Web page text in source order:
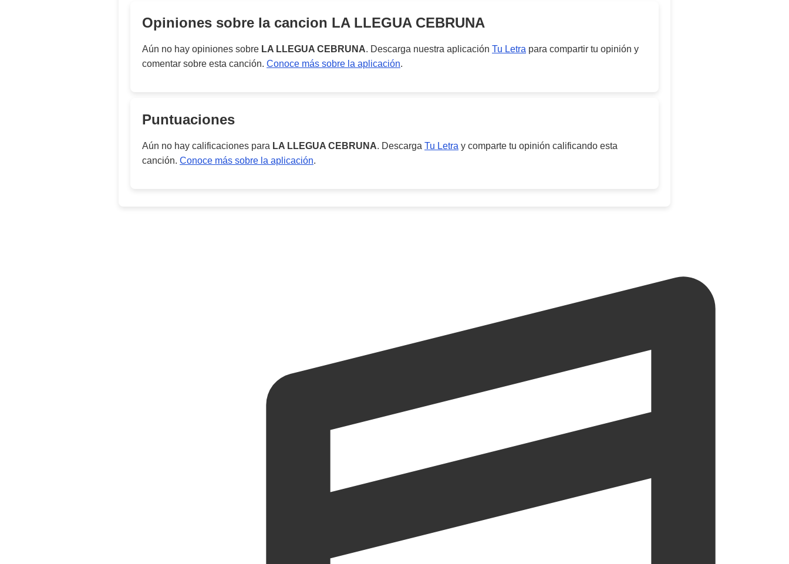
Opiniones sobre la cancion LA LLEGUA CEBRUNA
Aún no hay opiniones sobre LA LLEGUA CEBRUNA. Descarga nuestra aplicación Tu Letra para compartir tu opinión y
comentar sobre esta canción. Conoce más sobre la aplicación.
Puntuaciones
Aún no hay calificaciones para LA LLEGUA CEBRUNA. Descarga Tu Letra y comparte tu opinión calificando esta
canción. Conoce más sobre la aplicación.